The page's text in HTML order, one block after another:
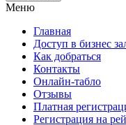
Меню
Главная
Доступ в бизнес
Как добраться
Контакты
Онлайн-табло
Отзывы
Платная
Регистрация на